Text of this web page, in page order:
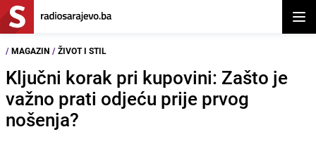
/ MAGAZIN / ŽIVOT I STIL
Ključni korak pri kupovini: Zašto je
važno prati odjeću prije prvog
nošenja?